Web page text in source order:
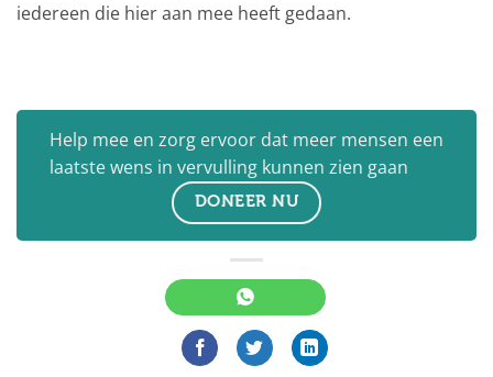
iedereen die hier aan mee heeft gedaan.
Help mee en zorg ervoor dat meer mensen een
laatste wens in vervulling kunnen zien gaan
DONEER NU